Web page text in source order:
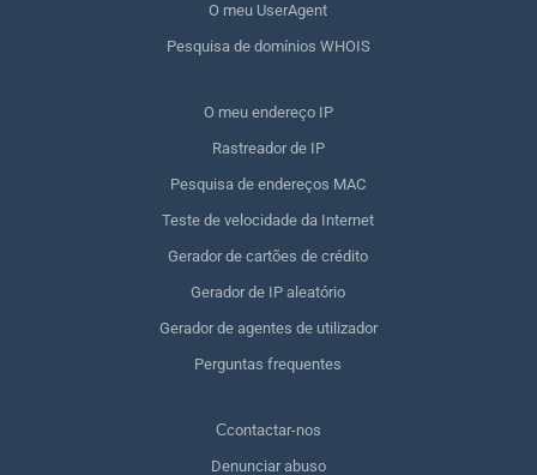
O meu UserAgent
Pesquisa de domínios WHOIS
O meu endereço IP
Rastreador de IP
Pesquisa de endereços MAC
Teste de velocidade da Internet
Gerador de cartões de crédito
Gerador de IP aleatório
Gerador de agentes de utilizador
Perguntas frequentes
Сcontactar-nos
Denunciar abuso